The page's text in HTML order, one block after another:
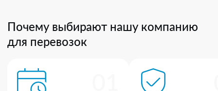
Почему выбирают нашу компанию
для перевозок